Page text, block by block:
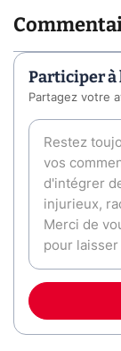
Participer à
Partagez votre